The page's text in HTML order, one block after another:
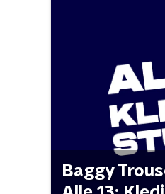
Baggy